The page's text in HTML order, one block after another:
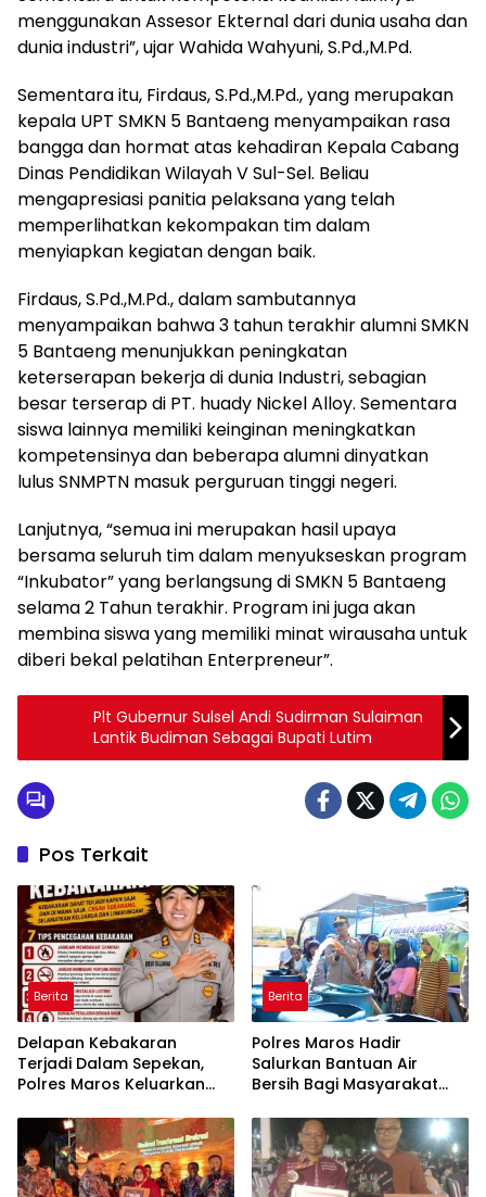
menggunakan Assesor Ekternal dari dunia usaha dan
dunia industri”, ujar Wahida Wahyuni, S.Pd.,M.Pd.
Sementara itu, Firdaus, S.Pd.,M.Pd., yang merupakan
kepala UPT SMKN 5 Bantaeng menyampaikan rasa
bangga dan hormat atas kehadiran Kepala Cabang
Dinas Pendidikan Wilayah V Sul-Sel. Beliau
mengapresiasi panitia pelaksana yang telah
memperlihatkan kekompakan tim dalam
menyiapkan kegiatan dengan baik.
Firdaus, S.Pd.,M.Pd., dalam sambutannya
menyampaikan bahwa 3 tahun terakhir alumni SMKN
5 Bantaeng menunjukkan peningkatan
keterserapan bekerja di dunia Industri, sebagian
besar terserap di PT. huady Nickel Alloy. Sementara
siswa lainnya memiliki keinginan meningkatkan
kompetensinya dan beberapa alumni dinyatkan
lulus SNMPTN masuk perguruan tinggi negeri.
Lanjutnya, “semua ini merupakan hasil upaya
bersama seluruh tim dalam menyukseskan program
“Inkubator” yang berlangsung di SMKN 5 Bantaeng
selama 2 Tahun terakhir. Program ini juga akan
membina siswa yang memiliki minat wirausaha untuk
diberi bekal pelatihan Enterpreneur”.
Plt Gubernur Sulsel Andi Sudirman Sulaiman
Lantik Budiman Sebagai Bupati Lutim
Pos Terkait
Berita
Delapan Kebakaran
Terjadi Dalam Sepekan,
Polres Maros Keluarkan
Masyarakat
Berita
Polres Maros Hadir
Salurkan Bantuan Air
Bersih Bagi Masyarakat
Di Maros